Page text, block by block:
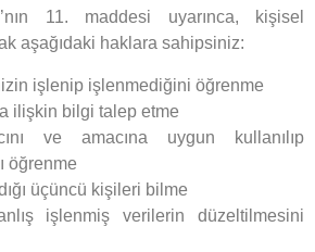
11. maddesi uyarınca, kişisel
aşağıdaki haklara sahipsiniz:
işlenip işlenmediğini öğrenme
ilişkin bilgi talep etme
ve amacına uygun kullanılıp
öğrenme
üçüncü kişileri bilme
işlenmiş verilerin düzeltilmesini